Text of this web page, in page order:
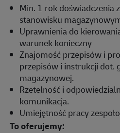
Min. 1 rok doświadczenia
stanowisku
Uprawnienia do
warunek konieczny
Znajomość przepisów i
przepisów i instrukcji dot.
magazynowej.
Rzetelność i
komunikacja.
Umiejętność pracy
To oferujemy: